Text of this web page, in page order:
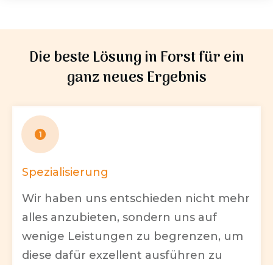
Die beste Lösung inForstfür ein
ganz neues Ergebnis
Spezialisierung
Wir haben uns entschieden nicht mehr
alles anzubieten, sondern uns auf
wenige Leistungen zu begrenzen, um
diese dafür exzellent ausführen zu